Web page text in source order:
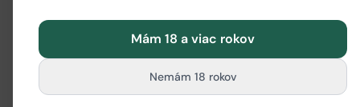
Mám 18 a viac rokov
Nemám 18 rokov